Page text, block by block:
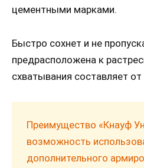
цементными марками.
Быстро сохнет и не
предрасположена к
схватывания составляет
Преимущество «Кнауф
возможность
дополнительного